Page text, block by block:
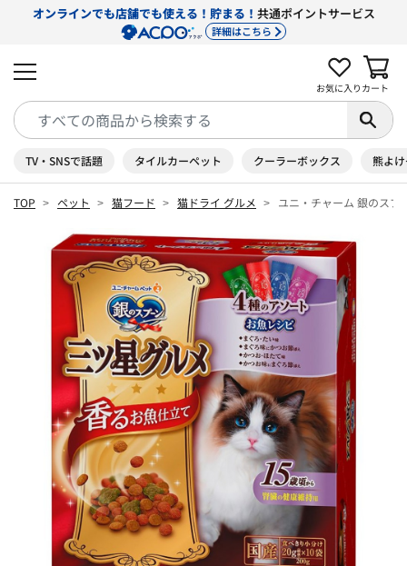
オンラインでも店舗でも使える！貯まる！ 共通ポイントサービス
詳細はこちら
お気に入り カート
TV・SNSで話題 タイルカーペット クーラーボックス 熊よ
TOP ペット 猫フード 猫ドライ グルメ ユニ・チャーム 銀のスプ